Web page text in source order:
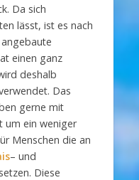
Da sich
lässt, ist es nach
einen ganz
deshalb
Das
gerne mit
um ein weniger
Menschen die an
– und
Diese